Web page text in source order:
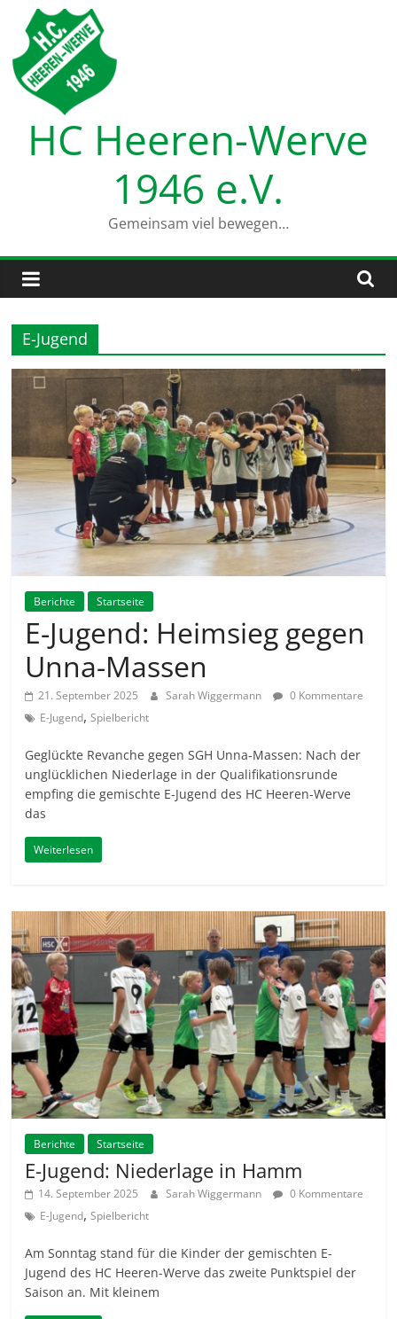
Inhalt
springen
HC Heeren-Werve
1946 e.V.
Gemeinsam viel bewegen…
E-Jugend
Berichte Startseite
E-Jugend: Heimsieg gegen
Unna-Massen
21. September 2025 Sarah Wiggermann
0 Kommentare
E-Jugend,Spielbericht
Geglückte Revanche gegen SGH Unna-Massen: Nach der
unglücklichen Niederlage in der Qualifikationsrunde
empfing die gemischte E-Jugend des HC Heeren-Werve
das
Weiterlesen
Berichte Startseite
E-Jugend: Niederlage in Hamm
14. September 2025 Sarah Wiggermann
0 Kommentare
E-Jugend,Spielbericht
Am Sonntag stand für die Kinder der gemischten E-
Jugend des HC Heeren-Werve das zweite Punktspiel der
Saison an. Mit kleinem